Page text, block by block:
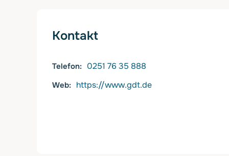
Kontakt
Telefon 0251 76 35 888
Web https://www.gdt.de